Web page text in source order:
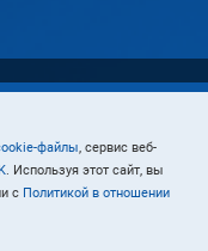
университет
файлы, сервис веб-
. Используя этот сайт, вы
с Политикой в отношении